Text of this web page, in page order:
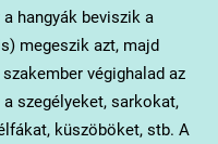
hangyák beviszik a
megeszik azt, majd
végighalad az
szegélyeket, sarkokat,
küszöböket, stb. A